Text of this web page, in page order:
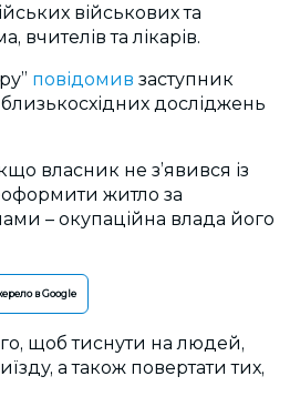
військових та
вчителів та лікарів.
повідомив заступник
досліджень
власник не з’явився із
житло за
– окупаційна влада його
в Google
щоб тиснути на людей,
а також повертати тих,